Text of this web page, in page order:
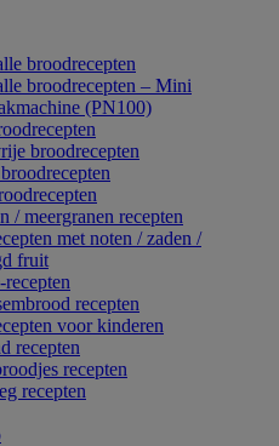
broodrecepten
broodrecepten – Mini
(PN100)
broodrecepten
/ meergranen recepten
met noten / zaden /
fruit
recepten
voor kinderen
recepten
recepten
recepten